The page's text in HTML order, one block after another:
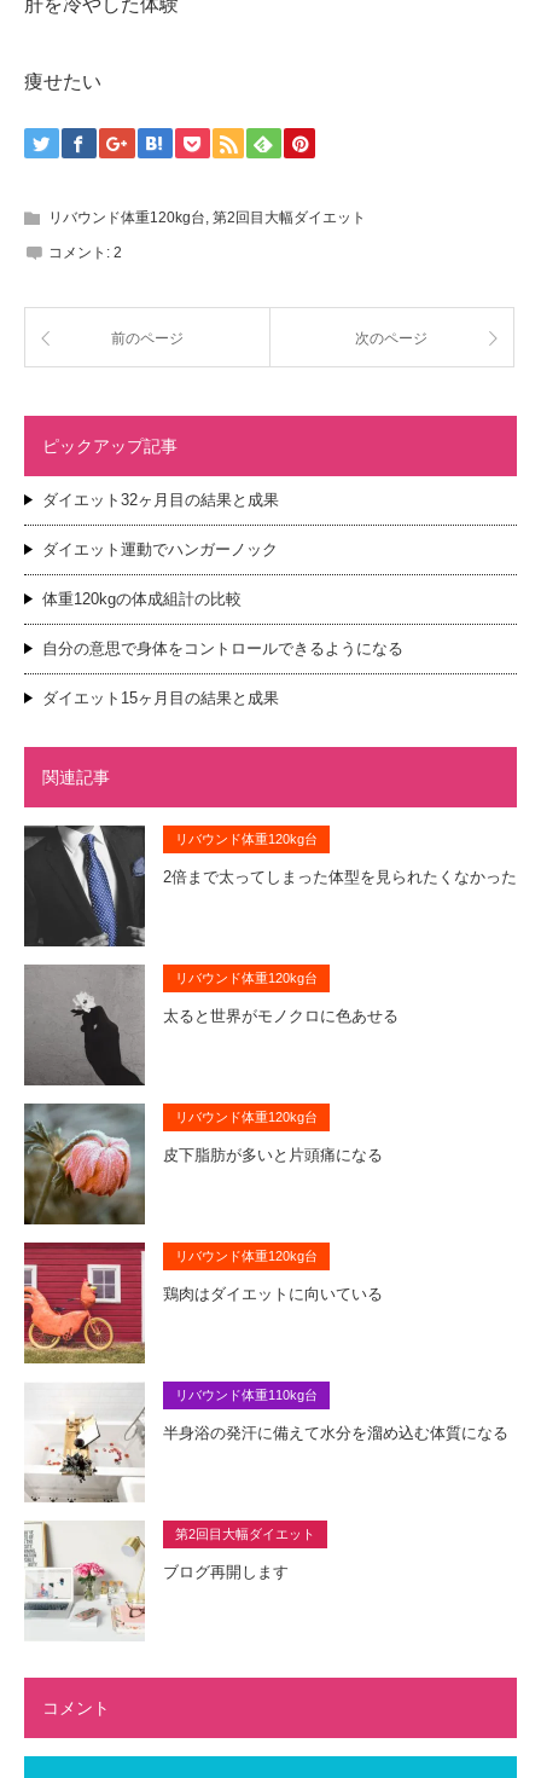
肝を冷やした体験
痩せたい
リバウンド体重120kg台, 第2回目大幅ダイエット
コメント: 2
前のページ 次のページ
ピックアップ記事
ダイエット32ヶ月目の結果と成果
ダイエット運動でハンガーノック
体重120kgの体成組計の比較
自分の意思で身体をコントロールできるようになる
ダイエット15ヶ月目の結果と成果
関連記事
リバウンド体重120kg台
2倍まで太ってしまった体型を見られたくなかった
リバウンド体重120kg台
太ると世界がモノクロに色あせる
リバウンド体重120kg台
皮下脂肪が多いと片頭痛になる
リバウンド体重120kg台
鶏肉はダイエットに向いている
リバウンド体重110kg台
半身浴の発汗に備えて水分を溜め込む体質になる
第2回目大幅ダイエット
ブログ再開します
コメント